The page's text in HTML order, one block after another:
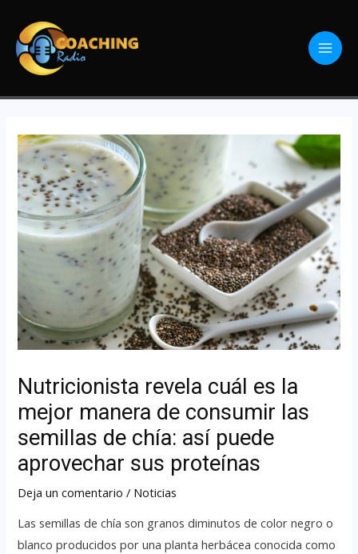
Nutricionista revela cuál es la
mejor manera de consumir las
semillas de chía: así puede
aprovechar sus proteínas
Deja un comentario / Noticias
Las semillas de chía son granos diminutos de color negro o
blanco producidos por una planta herbácea conocida como